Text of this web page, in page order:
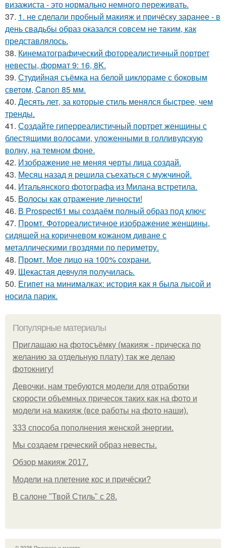
визажиста - это нормально немного переживать.
37. 1. не сделали пробный макияж и причёску заранее - в
день свадьбы образ оказался совсем не таким, как
представлялось.
38. Кинематографический фотореалистичный портрет
невесты, формат 9: 16, 8K.
39. Студийная съёмка на белой циклораме с боковым
светом, Canon 85 мм.
40. Десять лет, за которые стиль менялся быстрее, чем
тренды.
41. Создайте гиперреалистичный портрет женщины с
блестящими волосами, уложенными в голливудскую
волну, на темном фоне.
42. Изображение не меняя черты лица создай.
43. Месяц назад я решила съехаться с мужчиной.
44. Итальянского фотографа из Милана встретила.
45. Волосы как отражение личности!
46. В Prospect61 мы создаём полный образ под ключ:
47. Промт. Фотореалистичное изображение женщины,
сидящей на коричневом кожаном диване с
металлическими гвоздями по периметру.
48. Промт. Мое лицо на 100% сохрани.
49. Щекастая девчуля получилась.
50. Египет на минималках: история как я была лысой и
носила парик.
Популярные материалы
Приглашаю на фотосъёмку (макияж - прическа по
желанию за отдельную плату) так же делаю
фотокнигу!
Девочки, нам требуются модели для отработки
скорости объемных причесок таких как на фото и
модели на макияж (все работы на фото наши).
333 способа пополнения женской энергии.
Мы создаем греческий образ невесты.
Обзор макияж 2017.
Модели на плетение кос и причёски?
В салоне "Твой Стиль" с 28.